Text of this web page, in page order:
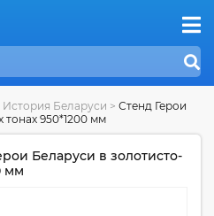
История Беларуси > Стенд Герои
тонах 950*1200 мм
Беларуси в золотисто-
мм